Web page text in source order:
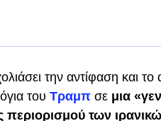
την αντίφαση και
του Τραμπ σε μια
περιορισμού των